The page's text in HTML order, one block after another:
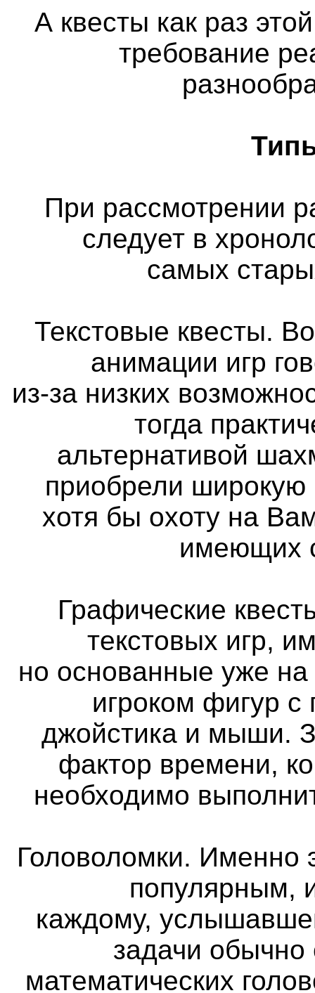
А квесты как раз
требование
При рассмотрении
следует в
самых
Текстовые квесты.
анимации игр
из-за низких
тогда
альтернативой
приобрели широкую
хотя бы охоту на
имеющих
Графические
текстовых игр,
но основанные уже
игроком фигур
джойстика и мыши.
фактор времени,
необходимо
Головоломки. Именно
популярным,
каждому,
задачи
математических